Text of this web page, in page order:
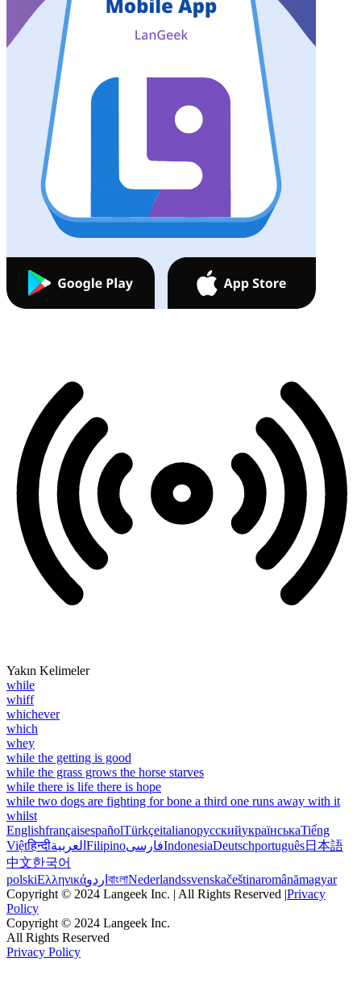
Yakın Kelimeler
while
whiff
whichever
which
whey
while the getting is good
while the grass grows the horse starves
while there is life there is hope
while two dogs are fighting for bone a third one runs away with it
whilst
EnglishfrançaisespañolTürkçeitalianoрусскийукраїнськаTiếng
Việtहिन्दीالعربية FilipinoفارسیIndonesiaDeutschportuguês日本語
中文한국어
polskiΕλληνικάاردو বাংলাNederlandssvenskačeštinaromânămagyar
Copyright © 2024 Langeek Inc. | All Rights Reserved |Privacy
Policy
Copyright © 2024 Langeek Inc.
All Rights Reserved
Privacy Policy